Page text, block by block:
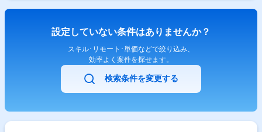
設定していない条件はありませんか？
スキル･リモート･単価などで絞り込み、
効率よく案件を探せます。
検索条件を変更する